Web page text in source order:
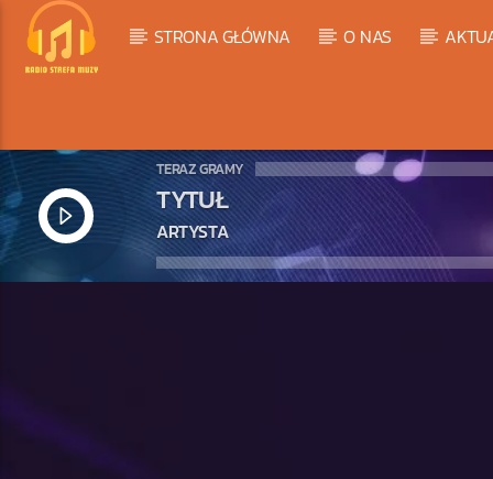
STRONA GŁÓWNA O NAS
TERAZ GRAMY
TYTUŁ
ARTYSTA